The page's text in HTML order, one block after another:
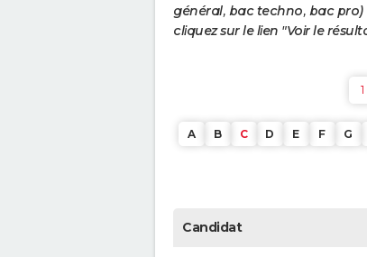
général, bac techno, bac
cliquez sur le lien "Voir le
1
A B C D E F G
Candidat